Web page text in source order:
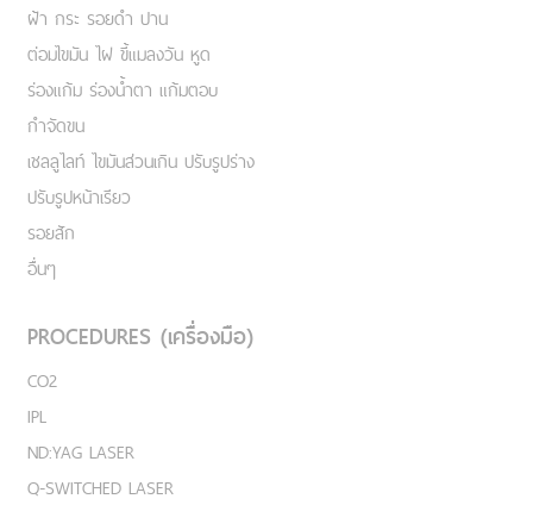
ฝ้า กระ รอยดำ ปาน
ต่อมไขมัน ไฝ ขี้แมลงวัน หูด
ร่องแก้ม ร่องน้ำตา แก้มตอบ
กำจัดขน
เชลลูไลท์ ไขมันส่วนเกิน ปรับรูปร่าง
ปรับรูปหน้าเรียว
รอยสัก
อื่นๆ
PROCEDURES (เครื่องมือ)
CO2
IPL
ND:YAG LASER
Q-SWITCHED LASER